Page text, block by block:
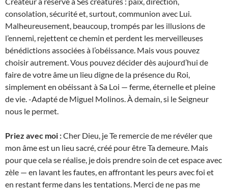
consolation, sécurité et, surtout, communion avec Lui.
Malheureusement, beaucoup, trompés par les illusions de
l’ennemi, rejettent ce chemin et perdent les merveilleuses
bénédictions associées à l’obéissance. Mais vous pouvez
choisir autrement. Vous pouvez décider dès aujourd’hui de
faire de votre âme un lieu digne de la présence du Roi,
simplement en obéissant à Sa Loi — ferme, éternelle et pleine
de vie. -Adapté de Miguel Molinos. À demain, si le Seigneur
nous le permet.
Priez avec moi :Cher Dieu, je Te remercie de me révéler que
mon âme est un lieu sacré, créé pour être Ta demeure. Mais
pour que cela se réalise, je dois prendre soin de cet espace avec
zèle — en lavant les fautes, en affrontant les peurs avec foi et
en restant ferme dans les tentations. Merci de ne pas me